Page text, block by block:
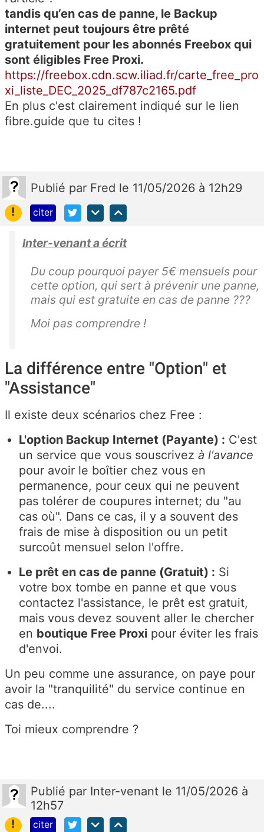
tandis qu’en cas de panne, le Backup
internet peut toujours être prêté
gratuitement pour les abonnés Freebox qui
sont éligibles Free Proxi.
https://freebox.cdn.scw.iliad.fr/carte_free_pro
xi_liste_DEC_2025_df787c2165.pdf
En plus c'est clairement indiqué sur le lien
fibre.guide que tu cites !
Publié par Fred le 11/05/2026 à 12h29
!
citer
Inter-venant a écrit
Du coup pourquoi payer 5€ mensuels pour
cette option, qui sert à prévenir une panne,
mais qui est gratuite en cas de panne ???
Moi pas comprendre !
La différence entre "Option" et
"Assistance"
Il existe deux scénarios chez Free :
L'option Backup Internet (Payante) : C'est
un service que vous souscrivez à l'avance
pour avoir le boîtier chez vous en
permanence, pour ceux qui ne peuvent
pas tolérer de coupures internet; du "au
cas où". Dans ce cas, il y a souvent des
frais de mise à disposition ou un petit
surcoût mensuel selon l'offre.
Le prêt en cas de panne (Gratuit) : Si
votre box tombe en panne et que vous
contactez l'assistance, le prêt est gratuit,
mais vous devez souvent aller le chercher
en boutique Free Proxi pour éviter les frais
d'envoi.
Un peu comme une assurance, on paye pour
avoir la "tranquilité" du service continue en
cas de....
Toi mieux comprendre ?
Publié par Inter-venant le 11/05/2026 à
12h57
!
citer